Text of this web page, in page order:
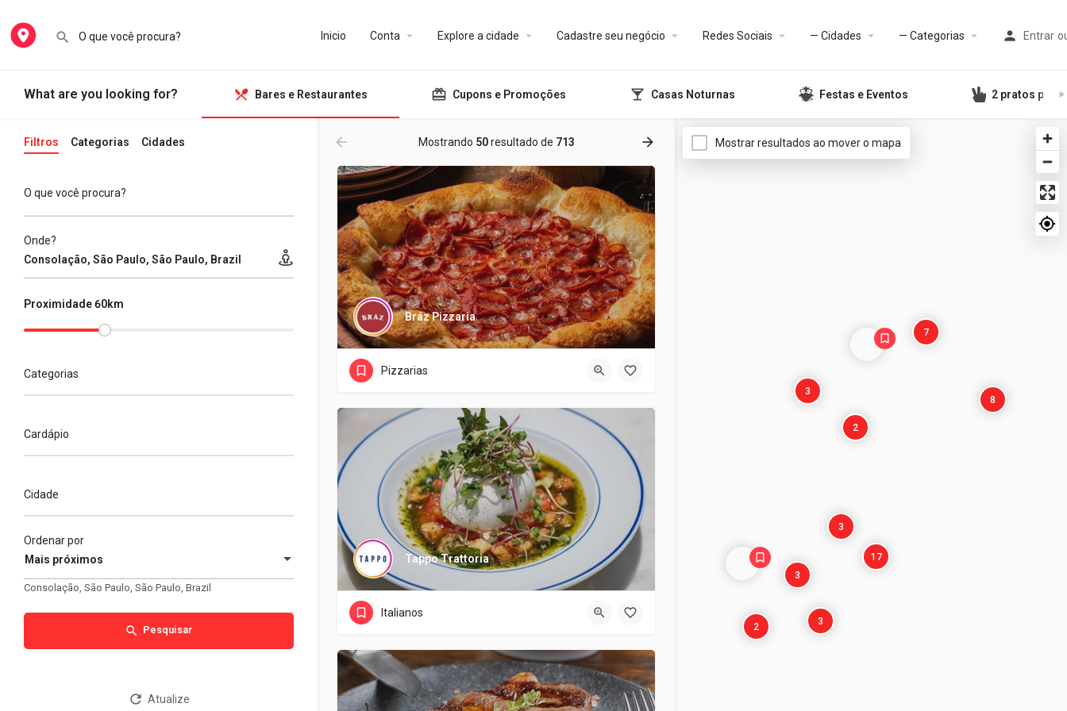
Inicio Conta Explore a cidade Cadastre seu negócio Redes Sociais — Cidades — Categorias Entrar
What are you looking for? Bares e Restaurantes Cupons e Promoções Casas Noturnas Festas e Eventos 2 pratos por 1
Filtros Categorias Cidades
O que você procura?
Onde?
Proximidade 60km
Categorias
Cardápio
Cidade
Mais próximos
Ordenar por
Consolação, São Paulo, São Paulo, Brazil
Pesquisar
Atualize
Mostrando 50resultado de 713
Bráz Pizzaria
Pizzarias
Tappo Trattoria
Italianos
2
3
3
17
3
7
8
3
2
Mostrar resultados ao mover o mapa